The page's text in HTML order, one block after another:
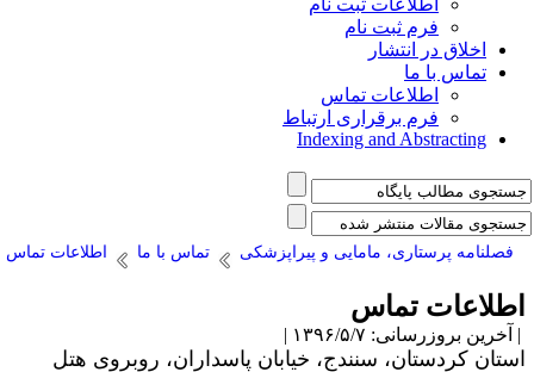
اطلاعات ثبت نام
فرم ثبت نام
اخلاق در انتشار
تماس با ما
اطلاعات تماس
فرم برقراری ارتباط
Indexing and Abstracting
فصلنامه پرستاری، مامایی و پیراپزشکی تماس با ما اطلاعات تماس
تماس
بروزرسانی: ۱۳۹۶/۵/۷ |
کردستان، سنندج، خیابان پاسداران، روبروی هتل